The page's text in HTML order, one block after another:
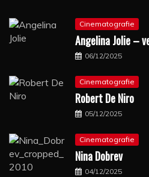
Cinematografie
Angelina Jolie –
06/12/2025
Cinematografie
Robert De Niro
05/12/2025
Cinematografie
Nina Dobrev
04/12/2025